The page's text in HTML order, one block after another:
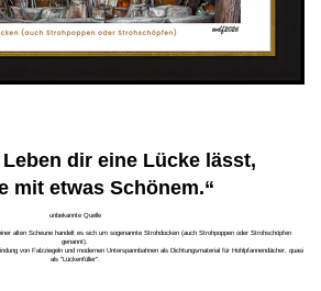
Leben dir eine Lücke lässt,
mit etwas Schönem.“
unbekannte Quelle
alten Scheune handelt es sich um sogenannte Strohdocken (auch Strohpoppen oder Strohschöpfen
genannt).
von Falzziegeln und modernen Unterspannbahnen als Dichtungsmaterial für Hohlpfannendächer, quasi
als "Lückenfüller".